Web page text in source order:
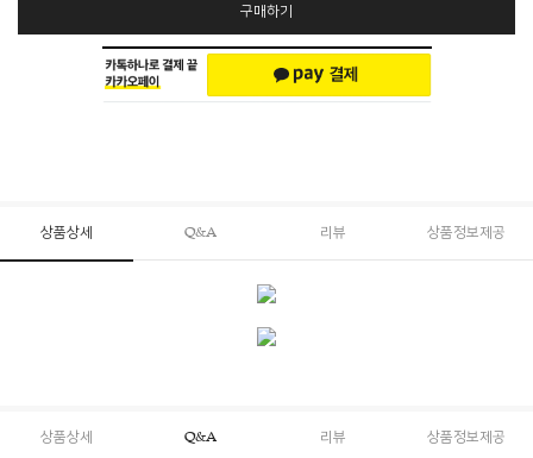
구매하기
상품상세 Q&A 리뷰 상품정보제공
상품상세 Q&A 리뷰 상품정보제공